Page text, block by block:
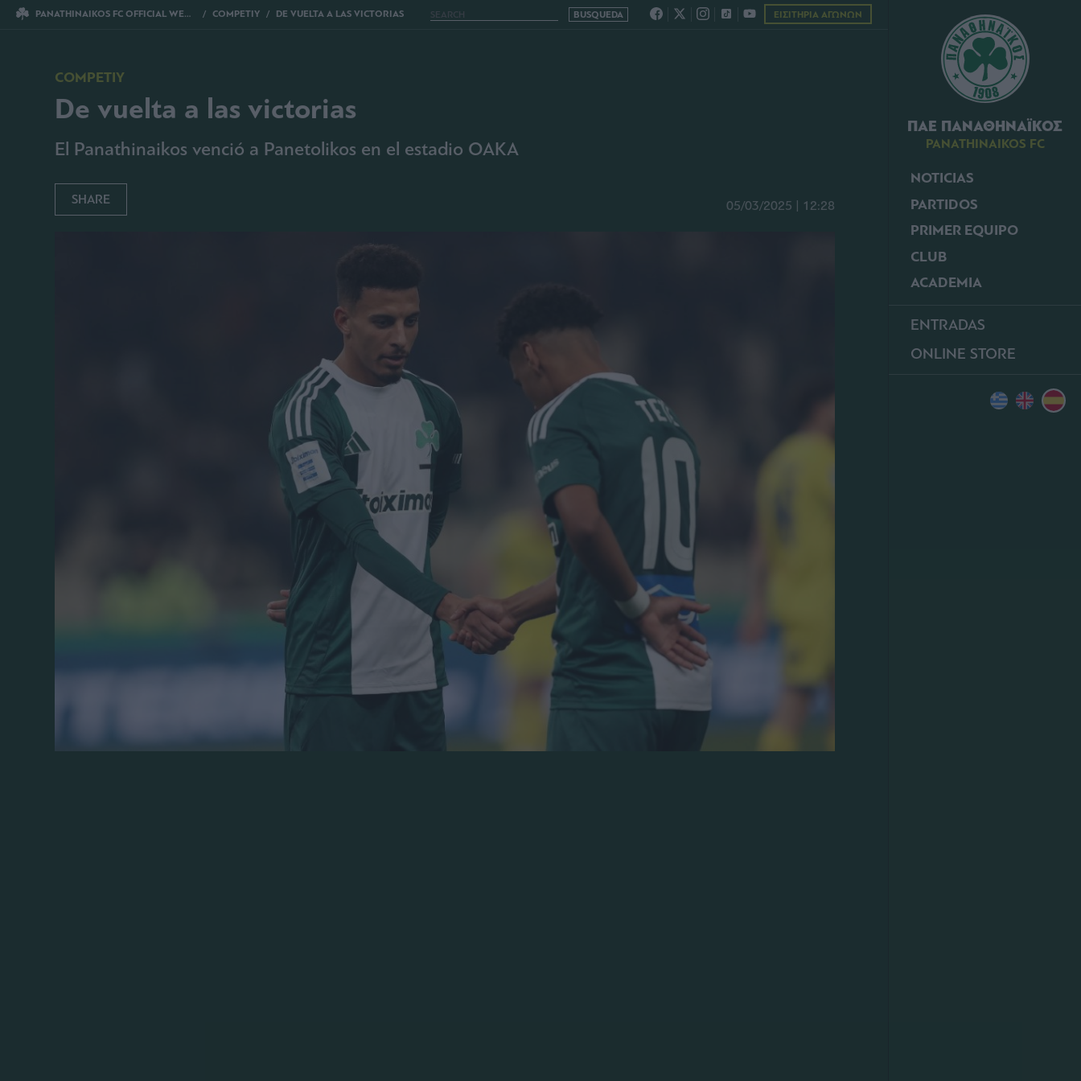
ΠΑΕ ΠΑΝΑΘΗΝΑΪΚΟΣ
PANATHINAIKOS FC
NOTICIAS
PARTIDOS
PRIMER EQUIPO
CLUB
ACADEMIA
ENTRADAS
ONLINE STORE
PANATHINAIKOS FC OFFICIAL WEBSITE COMPETIY DE VUELTA A LAS VICTORIAS ΕΙΣΙΤΗΡΙΑ ΑΓΩΝΩΝ
COMPETIY
De vuelta a las victorias
El Panathinaikos venció a Panetolikos en el estadio OAKA
SHARE 05/03/2025 | 12:28